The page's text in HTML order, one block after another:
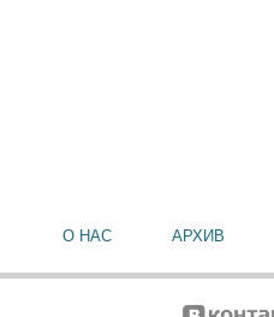
О НАС АРХИВ